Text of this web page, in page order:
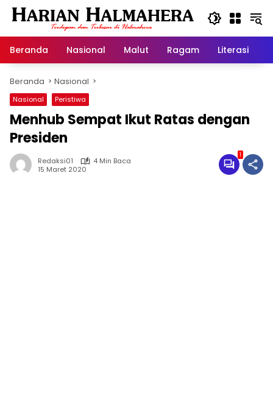
Langsung
Beranda
Nasional Malut Ragam Literasi
Beranda Nasional
Nasional Peristiwa
Menhub Sempat Ikut Ratas dengan
Presiden
Redaksi01
4 Min Baca
15 Maret 2020
1